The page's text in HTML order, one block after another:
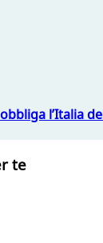
l’Italia
te